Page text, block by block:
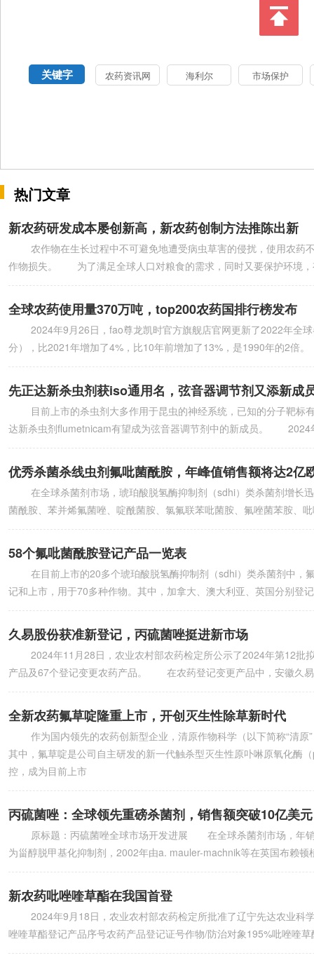
关键字 农药资讯网 海利尔 市场保护
热门文章
新农药研发成本屡创新高，新农药创制方法推陈出新
农作物在生长过程中不可避免地遭受病虫草害的侵扰，使用农药
作物损失。 为了满足全球人口对粮食的需求，同时又要保护环境，
全球农药使用量370万吨，top200农药国排行榜发布
2024年9月26日，fao尊龙凯时官方旗舰店官网更新了2022年全
分），比2021年增加了4%，比10年前增加了13%，是1990年的2
先正达新杀虫剂获iso通用名，弦音器调节剂又添新成
目前上市的杀虫剂大多作用于昆虫的神经系统，已知的分子靶标
达新杀虫剂flumetnicam有望成为弦音器调节剂中的新成员。 2024
优秀杀菌杀线虫剂氟吡菌酰胺，年峰值销售额将达2亿
在全球杀菌剂市场，琥珀酸脱氢酶抑制剂（sdhi）类杀菌剂增长
菌酰胺、苯并烯氟菌唑、啶酰菌胺、氯氟联苯吡菌胺、氟唑菌苯胺、
58个氟吡菌酰胺登记产品一览表
在目前上市的20多个琥珀酸脱氢酶抑制剂（sdhi）类杀菌剂中，
记和上市，用于70多种作物。其中，加拿大、澳大利亚、英国分别
久易股份获准新登记，丙硫菌唑挺进新市场
2024年11月28日，农业农村部农药检定所公示了2024年第12批拟
产品及67个登记变更农药产品。 在农药登记变更产品中，安徽久易
全新农药氟草啶隆重上市，开创灭生性除草新时代
作为国内领先的农药创新型企业，清原作物科学（以下简称“清原
其中，氟草啶是公司自主研发的新一代触杀型灭生性原卟啉原氧化酶
控，成为目前上市
丙硫菌唑：全球领先重磅杀菌剂，销售额突破10亿美元
原标题：丙硫菌唑全球市场开发进展 在全球杀菌剂市场，年销
为甾醇脱甲基化抑制剂，2002年由a. mauler-machnik等在英国布赖
新农药吡唑喹草酯在我国首登
2024年9月18日，农业农村部农药检定所批准了辽宁先达农业科
唑喹草酯登记产品序号农药产品登记证号作物/防治对象195%吡唑喹